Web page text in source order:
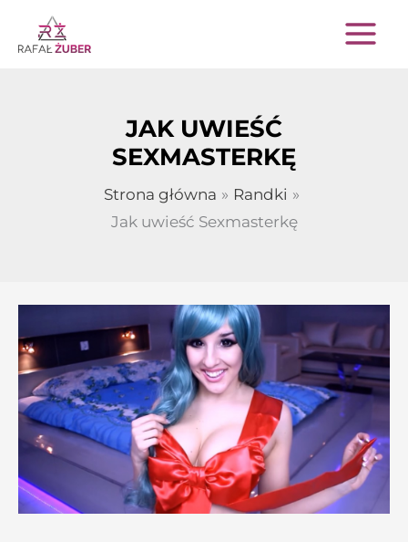
Przejdź
do
JAK UWIEŚĆ
SEXMASTERKĘ
Strona główna
Randki
Jak uwieść Sexmasterkę